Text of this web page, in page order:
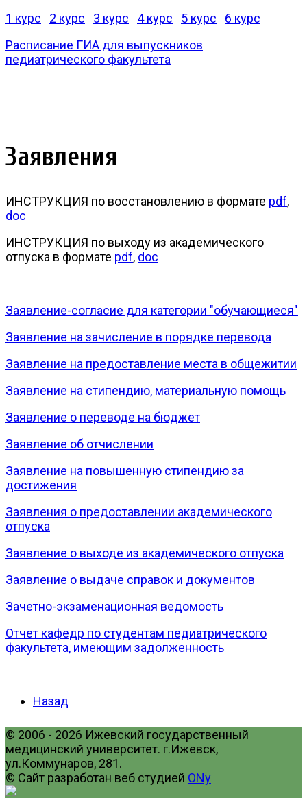
1 курс
2 курс 3 курс 4 курс 5 курс
6 курс
Расписание ГИА для выпускников
педиатрического факультета
Заявления
ИНСТРУКЦИЯ по восстановлению в формате pdf,
doc
ИНСТРУКЦИЯ по выходу из академического
отпуска в формате pdf, doc
Заявление-согласие для категории "обучающиеся"
Заявление на зачисление в порядке перевода
Заявление на предоставление места в общежитии
Заявление на стипендию, материальную помощь
Заявление о переводе на бюджет
Заявление об отчислении
Заявление на повышенную стипендию за
достижения
Заявления о предоставлении академического
отпуска
Заявление о выходе из академического отпуска
Заявление о выдаче справок и документов
Зачетно-экзаменационная ведомость
Отчет кафедр по студентам педиатрического
факультета, имеющим задолженность
Назад
© 2006 - 2026 Ижевский государственный
медицинский университет. г.Ижевск,
ул.Коммунаров, 281.
© Сайт разработан веб студией ONy